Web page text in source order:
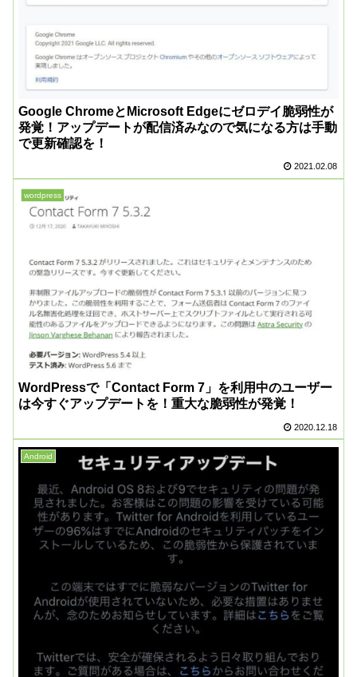
Google ChromeとMicrosoft Edgeにゼロデイ脆弱性が
発覚！アップデートが配信済みなので気になる方は手動
で更新確認を！
2021.02.08
wordpress
WordPressで「Contact Form 7」を利用中のユーザー
は今すぐアップデートを！重大な脆弱性が発覚！
2020.12.18
Android